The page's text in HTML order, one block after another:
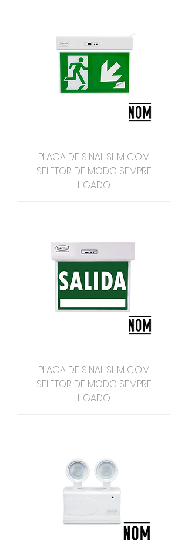
PLACA DE SINAL SLIM COM
SELETOR DE MODO SEMPRE
LIGADO
PLACA DE SINAL SLIM COM
SELETOR DE MODO SEMPRE
LIGADO